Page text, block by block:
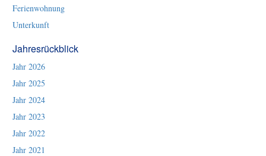
Ferienwohnung
Unterkunft
Jahresrückblick
Jahr 2026
Jahr 2025
Jahr 2024
Jahr 2023
Jahr 2022
Jahr 2021